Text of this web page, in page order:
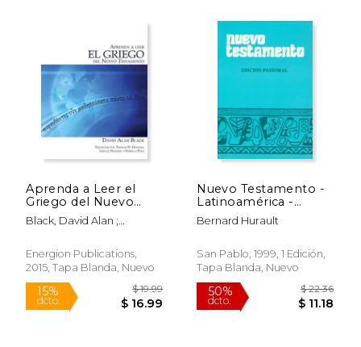
13% $ 14.99
Rápido
28%
Rápido
Aprenda a Leer el
Griego del Nuevo
Testamento
Black, David Alan ;
Fiorella J.
Energion Publications,
2015, Tapa Blanda, Nuevo
Nuevo Testamento -
Latinoamérica -
Edición Pastoral
Bernard Hurault
San Pablo, 1999, 1 Edición,
Tapa Blanda, Nuevo